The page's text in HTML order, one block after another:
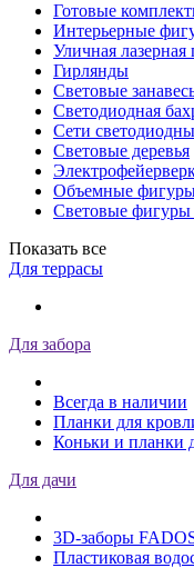
Готовые
Интерьерные
Уличная лазерная
Гирлянды
Световые
Светодиодная
Сети
Световые деревья
Объемные
Световые
Показать все
Для террасы
Для забора
Всегда в наличии
Планки для
Коньки и планки
Для дачи
3D-заборы
Пластиковая